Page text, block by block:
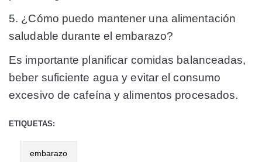
5. ¿Cómo puedo mantener una alimentación
saludable durante el embarazo?
Es importante planificar comidas balanceadas,
beber suficiente agua y evitar el consumo
excesivo de cafeína y alimentos procesados.
ETIQUETAS:
embarazo